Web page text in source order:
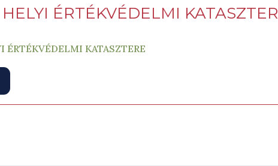
ÉRTÉKVÉDELMI KATASZTER
ÉRTÉKVÉDELMI KATASZTERE